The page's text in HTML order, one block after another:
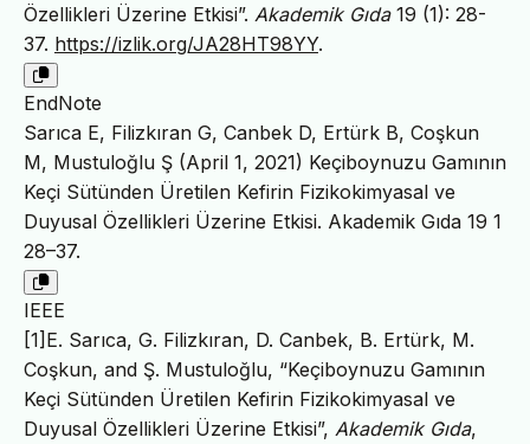
Özellikleri Üzerine Etkisi”. Akademik Gıda19 (1): 28-
37. https://izlik.org/JA28HT98YY.
EndNote
Sarıca E, Filizkıran G, Canbek D, Ertürk B, Coşkun
M, Mustuloğlu Ş (April 1, 2021) Keçiboynuzu Gamının
Keçi Sütünden Üretilen Kefirin Fizikokimyasal ve
Duyusal Özellikleri Üzerine Etkisi. Akademik Gıda 19 1
28–37.
IEEE
[1]E. Sarıca, G. Filizkıran, D. Canbek, B. Ertürk, M.
Coşkun, and Ş. Mustuloğlu, “Keçiboynuzu Gamının
Keçi Sütünden Üretilen Kefirin Fizikokimyasal ve
Duyusal Özellikleri Üzerine Etkisi”, Akademik Gıda,